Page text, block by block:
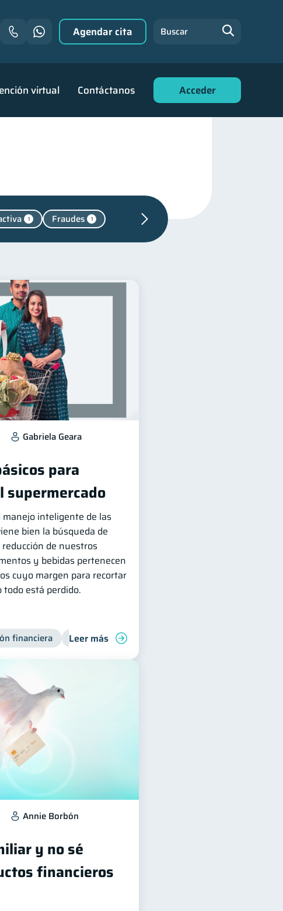
virtual Contáctanos Acceder
Agendar cita Buscar
1 Fraudes 1
Tarjeta de crédito 6
2
financiera
información financiera
Gabriela Geara
para
supermercado
inteligente de las
bien la búsqueda de
de nuestros
y bebidas pertenecen
cuyo margen para recortar
todo está perdido.
financiera Finanzas para jóvenes
Leer más
Annie Borbón
y no sé
financieros